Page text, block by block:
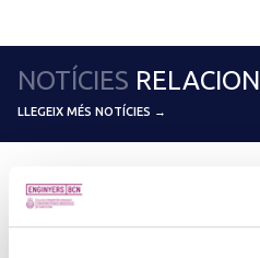
NOTÍCIES
LLEGEIX MÉS NOTÍCIES →